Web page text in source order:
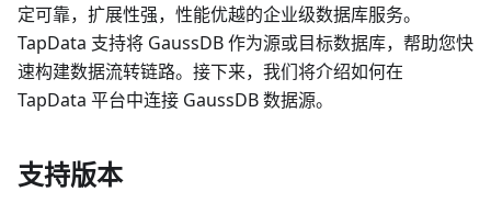
定可靠，扩展性强，性能优越的企业级数据库服务。
TapData 支持将 GaussDB 作为源或目标数据库，帮助您快
速构建数据流转链路。接下来，我们将介绍如何在
TapData 平台中连接 GaussDB 数据源。
支持版本